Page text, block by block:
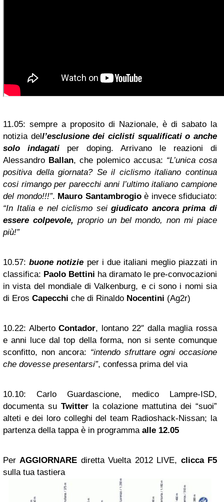
11.05: sempre a proposito di Nazionale, è di sabato la
notizia dell’esclusione dei ciclisti squalificati o anche
solo indagati per doping. Arrivano le reazioni di
Alessandro Ballan, che polemico accusa: “L’unica cosa
positiva della giornata? Se il ciclismo italiano continua
cosi rimango per parecchi anni l’ultimo italiano campione
del mondo!!!”. Mauro Santambrogioè invece sfiduciato:
“In Italia e nel ciclismo seigiudicato ancora prima di
essere colpevole, proprio un bel mondo, non mi piace
più!”
10.57: buone notizie per i due italiani meglio piazzati in
classifica: Paolo Bettini ha diramato le pre-convocazioni
in vista del mondiale di Valkenburg, e ci sono i nomi sia
di Eros Capecchi che di Rinaldo Nocentini (Ag2r)
10.22: AlbertoContador, lontano 22″ dalla maglia rossa
e anni luce dal top della forma, non si sente comunque
sconfitto, non ancora: “intendo sfruttare ogni occasione
che dovesse presentarsi”, confessa prima del via
10.10: Carlo Guardascione, medico Lampre-ISD,
documenta su Twitterla colazione mattutina dei “suoi”
alteti e dei loro colleghi del team Radioshack-Nissan; la
partenza della tappa è in programma alle 12.05
PerAGGIORNARE diretta Vuelta 2012 LIVE, clicca F5
sulla tua tastiera